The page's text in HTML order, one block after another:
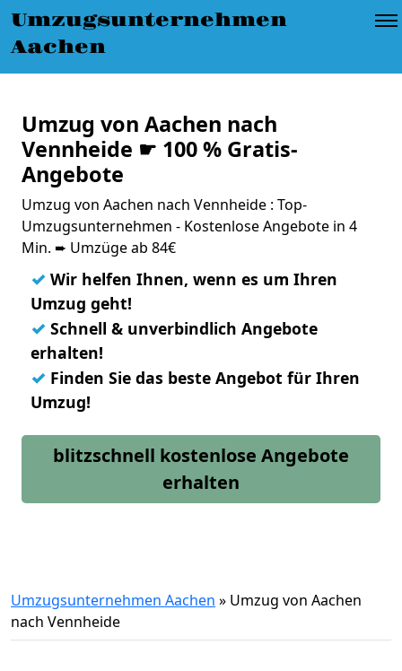
Umzugsunternehmen
Aachen
Umzug von Aachen nach
Vennheide ☛ 100 % Gratis-
Angebote
Umzug von Aachen nach Vennheide : Top-
Umzugsunternehmen - Kostenlose Angebote in 4
Min. ➨ Umzüge ab 84€
✓ Wir helfen Ihnen, wenn es um Ihren
Umzug geht!
✓ Schnell & unverbindlich Angebote
erhalten!
✓ Finden Sie das beste Angebot für Ihren
Umzug!
blitzschnell kostenlose Angebote
erhalten
Umzugsunternehmen Aachen » Umzug von Aachen
nach Vennheide